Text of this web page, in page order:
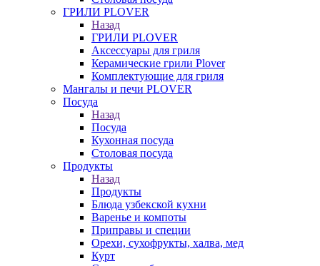
ГРИЛИ PLOVER
Назад
ГРИЛИ PLOVER
Аксессуары для гриля
Керамические грили Plover
Комплектующие для гриля
Мангалы и печи PLOVER
Посуда
Назад
Посуда
Кухонная посуда
Столовая посуда
Продукты
Назад
Продукты
Блюда узбекской кухни
Варенье и компоты
Приправы и специи
Орехи, сухофрукты, халва, мед
Курт